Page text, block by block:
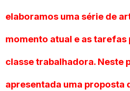
elaboramos uma série de
momento atual e as
classe trabalhadora. Neste
apresentada uma proposta